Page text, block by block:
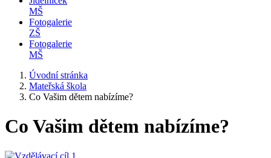
MŠ
Fotogalerie
ZŠ
Fotogalerie
MŠ
Úvodní stránka
Mateřská škola
Co Vašim dětem nabízíme?
Co Vašim dětem nabízíme?